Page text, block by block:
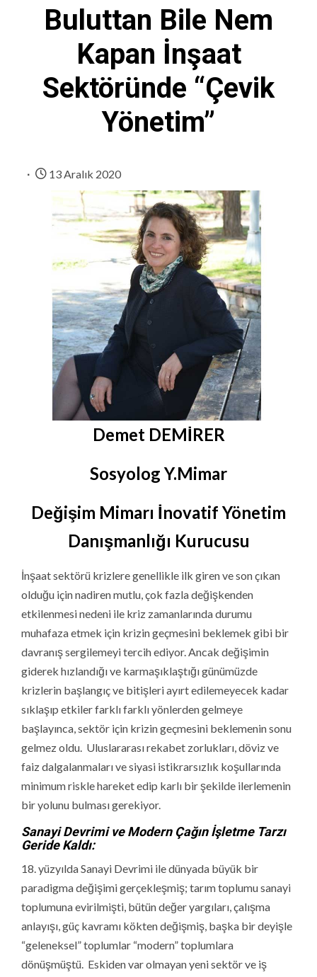
Buluttan Bile Nem
Kapan İnşaat
Sektöründe “Çevik
Yönetim”
13 Aralık 2020
Demet DEMİRER
Sosyolog Y.Mimar
Değişim Mimarı İnovatif Yönetim
Danışmanlığı Kurucusu
İnşaat sektörü krizlere genellikle ilk giren ve son çıkan
olduğu için nadiren mutlu, çok fazla değişkenden
etkilenmesi nedeni ile kriz zamanlarında durumu
muhafaza etmek için krizin geçmesini beklemek gibi bir
davranış sergilemeyi tercih ediyor. Ancak değişimin
giderek hızlandığı ve karmaşıklaştığı günümüzde
krizlerin başlangıç ve bitişleri ayırt edilemeyecek kadar
sıklaşıp etkiler farklı farklı yönlerden gelmeye
başlayınca, sektör için krizin geçmesini beklemenin sonu
gelmez oldu. Uluslararası rekabet zorlukları, döviz ve
faiz dalgalanmaları ve siyasi istikrarsızlık koşullarında
minimum riskle hareket edip karlı bir şekilde ilerlemenin
bir yolunu bulması gerekiyor.
Sanayi Devrimi ve Modern Çağın İşletme Tarzı
Geride Kaldı:
18. yüzyılda Sanayi Devrimi ile dünyada büyük bir
paradigma değişimi gerçekleşmiş; tarım toplumu sanayi
toplumuna evirilmişti, bütün değer yargıları, çalışma
anlayışı, güç kavramı kökten değişmiş, başka bir deyişle
“geleneksel” toplumlar “modern” toplumlara
dönüşmüştü. Eskiden var olmayan yeni sektör ve iş